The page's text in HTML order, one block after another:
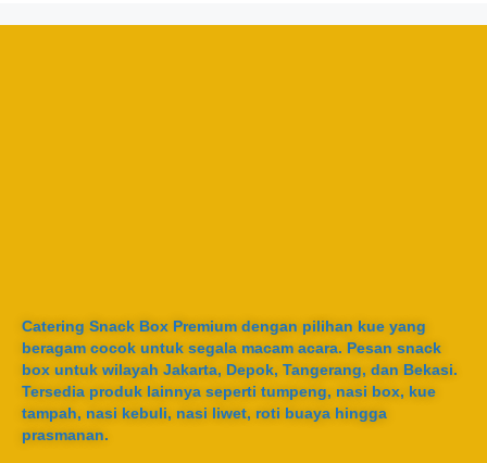
Catering Snack Box Premium dengan pilihan kue yang
beragam cocok untuk segala macam acara. Pesan snack
box untuk wilayah Jakarta, Depok, Tangerang, dan Bekasi.
Tersedia produk lainnya seperti tumpeng, nasi box, kue
tampah, nasi kebuli, nasi liwet, roti buaya hingga
prasmanan.